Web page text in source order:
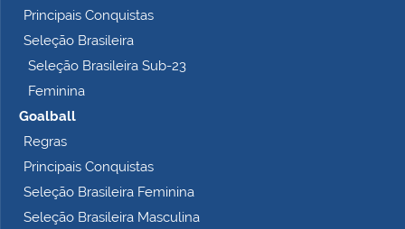
Principais Conquistas
Seleção Brasileira
Seleção Brasileira Sub-23
Feminina
Goalball
Regras
Principais Conquistas
Seleção Brasileira Feminina
Seleção Brasileira Masculina